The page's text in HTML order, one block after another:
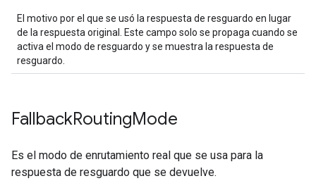
El motivo por el que se usó la respuesta de resguardo en lugar
de la respuesta original. Este campo solo se propaga cuando se
activa el modo de resguardo y se muestra la respuesta de
resguardo.
FallbackRoutingMode
Es el modo de enrutamiento real que se usa para la
respuesta de resguardo que se devuelve.